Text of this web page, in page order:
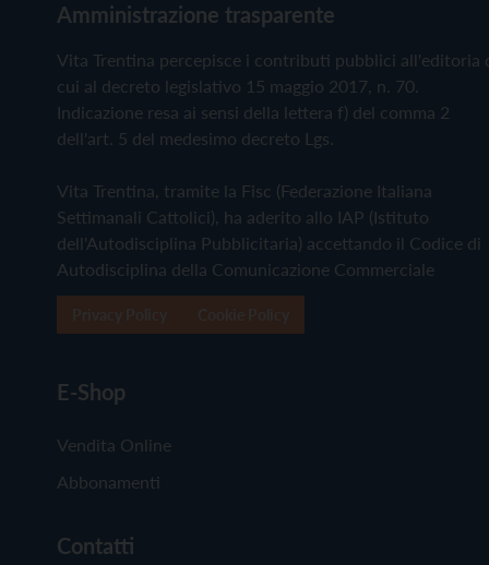
Amministrazione trasparente
Vita Trentina percepisce i contributi pubblici all'editoria
cui al decreto legislativo 15 maggio 2017, n. 70.
Indicazione resa ai sensi della lettera f) del comma 2
dell'art. 5 del medesimo decreto Lgs.
Vita Trentina, tramite la Fisc (Federazione Italiana
Settimanali Cattolici), ha aderito allo IAP (Istituto
dell'Autodisciplina Pubblicitaria) accettando il Codice di
Autodisciplina della Comunicazione Commerciale
E-Shop
Vendita Online
Abbonamenti
Contatti